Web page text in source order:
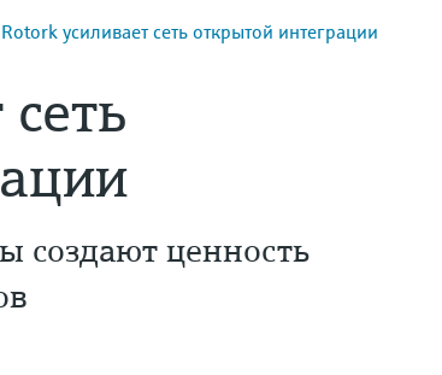
Rotork усиливает сеть открытой интеграции
создают ценность